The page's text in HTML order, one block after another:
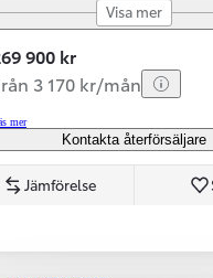
Visa mer
900 kr
3 170 kr/mån
mer
Kontakta återförsäljare
Jämförelse